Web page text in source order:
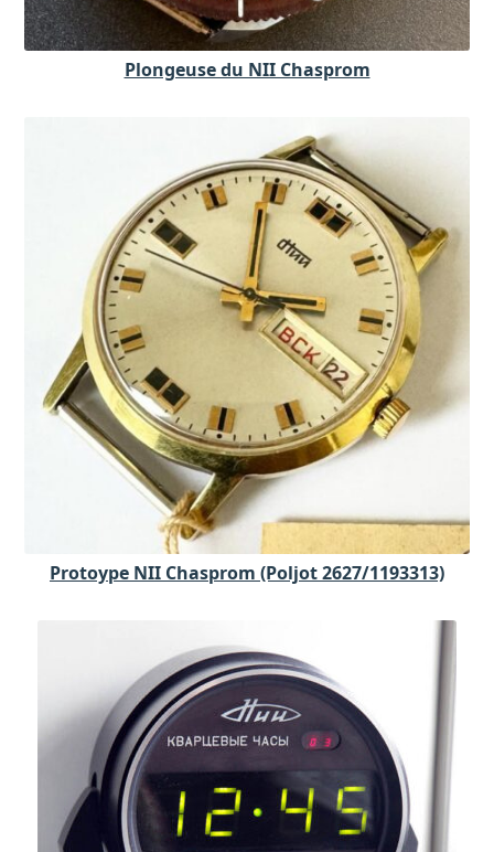
Plongeuse du NII Chasprom
Protoype NII Chasprom (Poljot 2627/1193313)